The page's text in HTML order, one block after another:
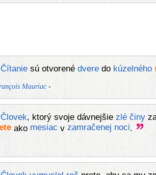
Čítaniesú otvorené dveredo kúzelného
Mauriac-
Človek, ktorý svoje dávnejšie zlé činy
ako mesiac v zamračenej noci